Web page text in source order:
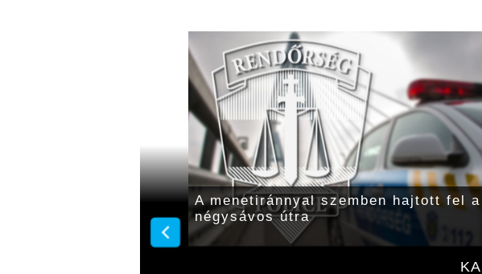
A menetiránnyal szemben hajtott fel a
négysávos útra